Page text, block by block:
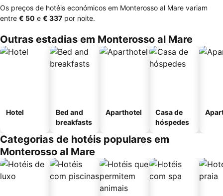
Os preços de hotéis económicos em Monterosso al Mare variam
entre ‎€ 50 e ‎€ 337 por noite.
Outras estadias em Monterosso al Mare
Hotel
Bed and
breakfasts
Aparthotel
Casa de
hóspedes
Categorias de hotéis populares em
Monterosso al Mare